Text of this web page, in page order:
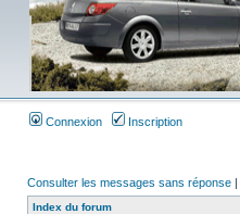
Connexion Inscription
Consulter les messages sans réponse |
Index du forum